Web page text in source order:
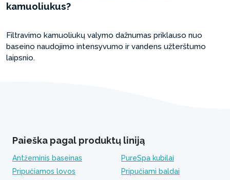
kamuoliukus?
Filtravimo kamuoliukų valymo dažnumas priklauso nuo
baseino naudojimo intensyvumo ir vandens užterštumo
laipsnio.
Paieška pagal produktų liniją
Antžeminis baseinas
PureSpa kubilai
Pripučiamos lovos
Pripučiami baldai